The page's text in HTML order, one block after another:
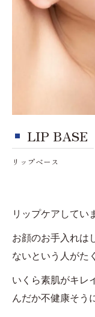
LIP BASE
リップベース
リップケアしてい
お顔のお手入れは
ないという人がた
いくら素肌がキレ
んだか不健康そう